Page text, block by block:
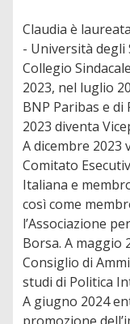
Claudia è
- Università degli
Collegio
2023, nel luglio
BNP Paribas e di
2023 diventa
A dicembre 2023
Comitato
Italiana e
così come
l’Associazione
Borsa. A maggio
Consiglio di
studi di Politica
A giugno 2024